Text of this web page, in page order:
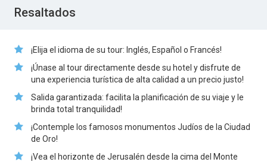
Resaltados
¡Elija el idioma de su tour: Inglés, Español o Francés!
¡Únase al tour directamente desde su hotel y disfrute de
una experiencia turística de alta calidad a un precio justo!
Salida garantizada: facilita la planificación de su viaje y le
brinda total tranquilidad!
¡Contemple los famosos monumentos Judíos de la Ciudad
de Oro!
¡Vea el horizonte de Jerusalén desde la cima del Monte